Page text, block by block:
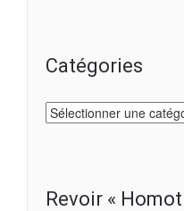
Catégories
Catégories
Revoir «